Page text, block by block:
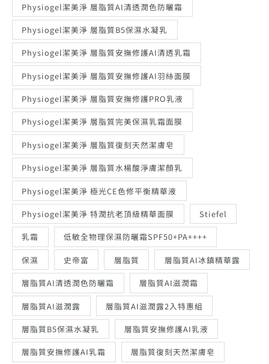
Physiogel潔美淨 層脂質AI清透潤色防曬霜
Physiogel潔美淨 層脂質B5保濕水凝乳
Physiogel潔美淨 層脂質安撫修護AI清透乳霜
Physiogel潔美淨 層脂質安撫修護AI羽絲面膜
Physiogel潔美淨 層脂質安撫修護PRO乳液
Physiogel潔美淨 層脂質完美保濕乳霜面膜
Physiogel潔美淨 層脂質復刻天然潔膚皂
Physiogel潔美淨 層脂質水楊酸淨膚潔顏乳
Physiogel潔美淨 極光CE色修平衡精華液
Physiogel潔美淨 特潤抗老頂級精華面膜 Stiefel
乳霜 低敏全物理保濕防曬霜SPF50+PA++++
保濕 史帝富 層脂質 層脂質AI冰鎮精華露
層脂質AI清透潤色防曬霜 層脂質AI滋潤霜
層脂質AI滋潤露 層脂質AI滋潤露2入特惠組
層脂質B5保濕水凝乳 層脂質安撫修護AI乳液
層脂質安撫修護AI乳霜 層脂質復刻天然潔膚皂